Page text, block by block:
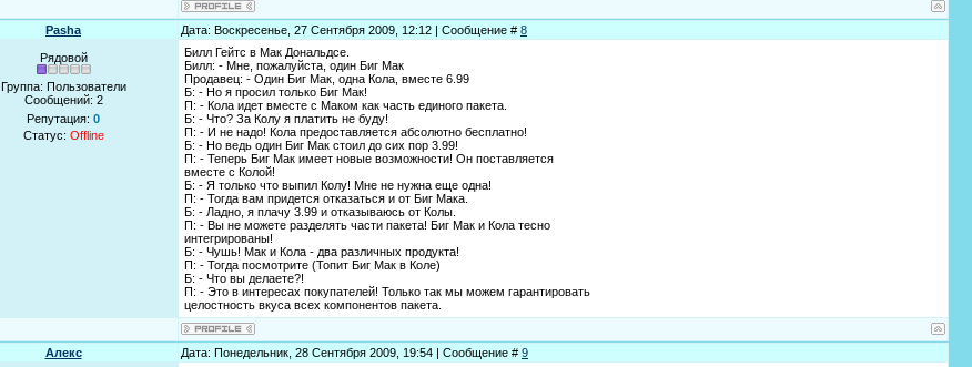
Pasha Дата: Воскресенье, 27 Сентября 2009, 12:12 | Сообщение # 8
Рядовой
Группа: Пользователи
Сообщений: 2
Репутация: 0
Статус: Offline
Билл Гейтс в Мак Дональдсе.
Билл: - Мне, пожалуйста, один Биг Мак
Продавец: - Один Биг Мак, одна Кола, вместе 6.99
Б: - Но я просил только Биг Мак!
П: - Кола идет вместе с Маком как часть единого пакета.
Б: - Что? За Колу я платить не буду!
П: - И не надо! Кола предоставляется абсолютно бесплатно!
Б: - Но ведь один Биг Мак стоил до сих пор 3.99!
П: - Теперь Биг Мак имеет новые возможности! Он поставляется
вместе с Колой!
Б: - Я только что выпил Колу! Мне не нужна еще одна!
П: - Тогда вам придется отказаться и от Биг Мака.
Б: - Ладно, я плачу 3.99 и отказываюсь от Колы.
П: - Вы не можете разделять части пакета! Биг Мак и Кола тесно
интегрированы!
Б: - Чушь! Мак и Кола - два различных продукта!
П: - Тогда посмотрите (Топит Биг Мак в Коле)
Б: - Что вы делаете?!
П: - Это в интересах покупателей! Только так мы можем гарантировать
целостность вкуса всех компонентов пакета.
Алекс Дата: Понедельник, 28 Сентября 2009, 19:54 | Сообщение # 9